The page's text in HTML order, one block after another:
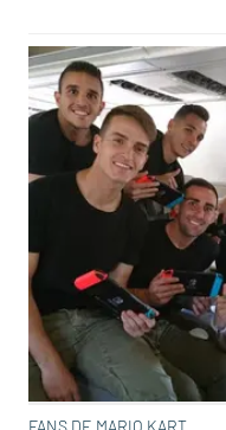
FANS DE MARIO KART